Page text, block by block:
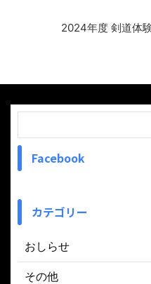
2024年度 剣道体
Facebook
カテゴリー
おしらせ
その他